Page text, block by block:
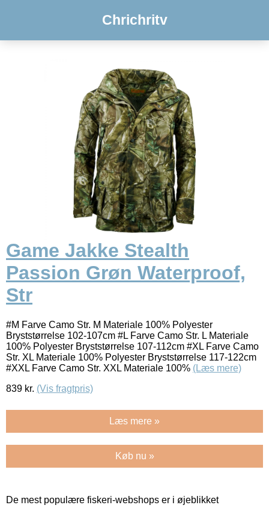
Chrichritv
Game Jakke Stealth
Passion Grøn Waterproof,
Str
#M Farve Camo Str. M Materiale 100% Polyester
Bryststørrelse 102-107cm #L Farve Camo Str. L Materiale
100% Polyester Bryststørrelse 107-112cm #XL Farve Camo
Str. XL Materiale 100% Polyester Bryststørrelse 117-122cm
#XXL Farve Camo Str. XXL Materiale 100% (Læs mere)
839 kr. (Vis fragtpris)
Læs mere »
Køb nu »
De mest populære fiskeri-webshops er i øjeblikket